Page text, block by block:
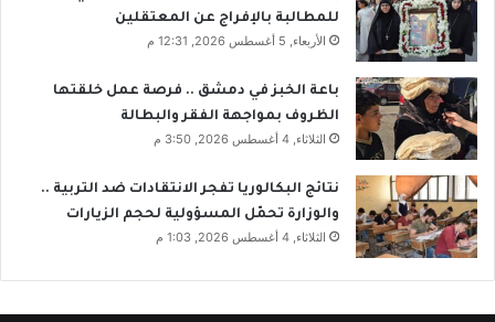
للمطالبة بالإفراج عن المعتقلين
الأربعاء, 5 أغسطس 2026, 12:31 م
باعة الخبز في دمشق .. فرصة عمل خلقتها
الظروف بمواجهة الفقر والبطالة
الثلاثاء, 4 أغسطس 2026, 3:50 م
نتائج البكالوريا تفجر الانتقادات ضد التربية ..
والوزارة تحمّل المسؤولية لحجم الزيارات
الثلاثاء, 4 أغسطس 2026, 1:03 م